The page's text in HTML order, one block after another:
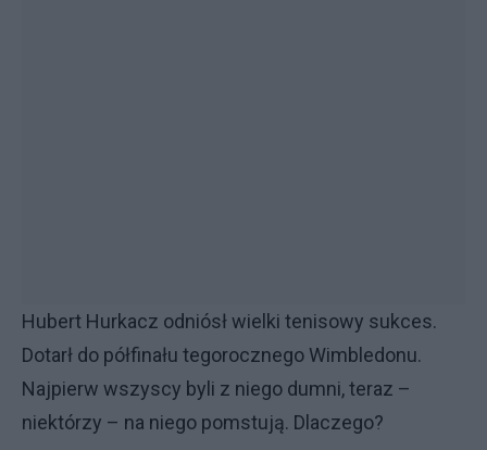
Hubert Hurkacz odniósł wielki tenisowy sukces.
Dotarł do półfinału tegorocznego Wimbledonu.
Najpierw wszyscy byli z niego dumni, teraz –
niektórzy – na niego pomstują. Dlaczego?